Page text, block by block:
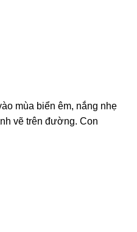
mùa biển êm, nắng nhẹ
vẽ trên đường. Con